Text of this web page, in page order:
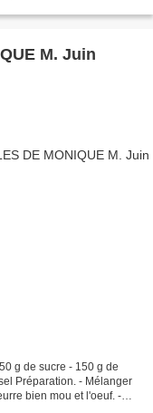
M. Juin
g de sucre - 150 g de
Préparation. - Mélanger
bien mou et l'oeuf. -